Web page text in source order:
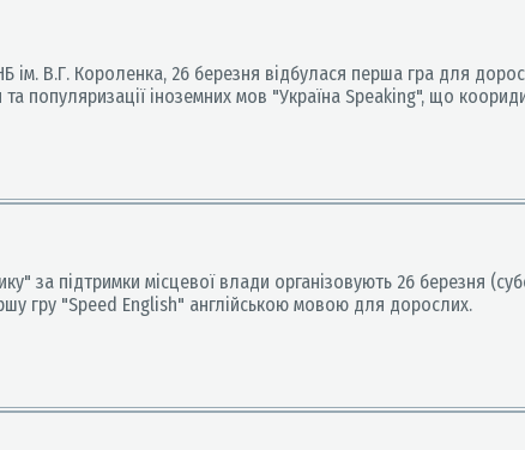
ім. В.Г. Короленка, 26 березня відбулася перша гра для
популяризації іноземних мов "Україна Speaking", що
підтримки місцевої влади організовують 26 березня
гру "Speed English" англійською мовою для дорослих.